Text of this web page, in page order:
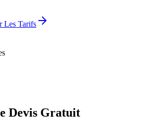
Les Tarifs
Devis Gratuit